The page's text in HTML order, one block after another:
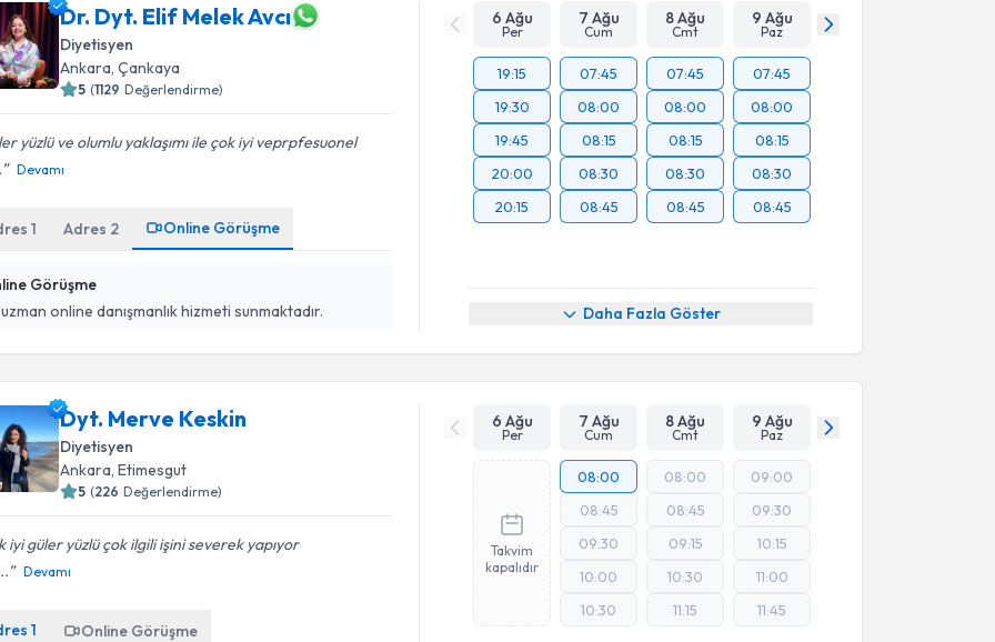
Dr. Dyt. Elif Melek Avcı
Diyetisyen
Ankara, Çankaya
5 (1129 Değerlendirme)
yüzlü ve olumlu yaklaşımı ile çok iyi veprpfesuonel
Devamı
1 Adres 2 Online Görüşme
Görüşme
online danışmanlık hizmeti sunmaktadır.
6 Ağu
Per
7 Ağu
Cum
8 Ağu
Cmt
9 Ağu
Paz
19:15
19:30
19:45
20:00
20:15
07:45
08:00
08:15
08:30
08:45
07:45
08:00
08:15
08:30
08:45
07:45
08:00
08:15
08:30
08:45
Daha Fazla Göster
Dyt. Merve Keskin
Diyetisyen
Ankara, Etimesgut
5 (226 Değerlendirme)
iyi güler yüzlü çok ilgili işini severek yapıyor
Devamı
1 Online Görüşme
6 Ağu
Per
7 Ağu
Cum
8 Ağu
Cmt
9 Ağu
Paz
Takvim
kapalıdır
08:00
08:45
09:30
10:00
10:30
08:00
08:45
09:15
10:30
11:15
09:00
09:30
10:15
11:00
11:45